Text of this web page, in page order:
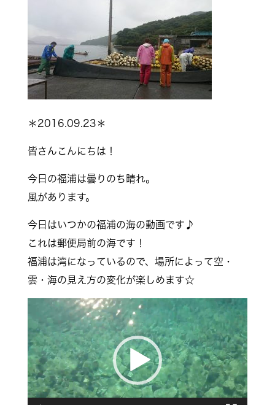
＊2016.09.23＊
皆さんこんにちは！
今日の福浦は曇りのち晴れ。
風があります。
今日はいつかの福浦の海の動画です♪
これは郵便局前の海です！
福浦は湾になっているので、場所によって空・
雲・海の見え方の変化が楽しめます☆
プ
レ
ー
ヤ